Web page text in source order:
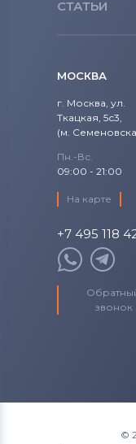
СТАТЬИ
МОСКВА
г. Москва, ул.
Ткацкая, 5с3,
(м.
Пн.-Вс.
09:00 - 21:00
На карте
+7 495 118
звонок
©